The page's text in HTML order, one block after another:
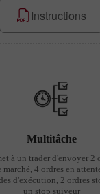
Instructions
Multitâche
à un trader d'envoyer 2
marché, 4 ordres en
d'exécution, 2 ordres
un stop suiveur